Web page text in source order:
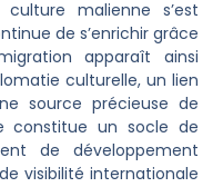
malienne s’est
de s’enrichir grâce
apparaît ainsi
culturelle, un lien
source précieuse de
constitue un socle de
de développement
visibilité internationale